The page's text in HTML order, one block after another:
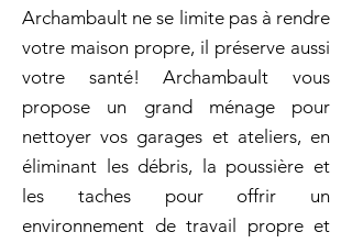
Archambault ne se limite pas à rendre
votre maison propre, il préserve aussi
votre santé! Archambault vous
propose un grand ménage pour
nettoyer vos garages et ateliers, en
éliminant les débris, la poussière et
les taches pour offrir un
environnement de travail propre et